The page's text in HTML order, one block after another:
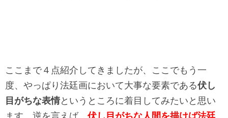
ここまで４点紹介してきましたが、ここでもう一
度、 やっぱり法廷画において大事な要素である伏し
目がちな表情という ところに着目してみたいと思い